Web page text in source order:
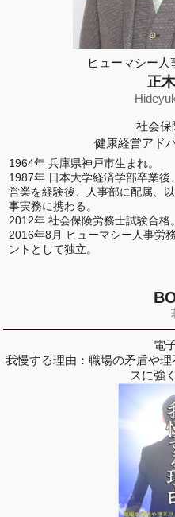
ヒューマシー
正
社会保
健康経営アド
1964年 兵庫県神戸市生まれ。
1987年 日本大学経済学部卒業
営業を経験後、人事部に配属、
事実務に携わる。
2012年 社会保険労務士試験合格。
2016年8月 ヒューマシー人事労
ントとして独立。
電
我慢する理由：職場の矛盾や
スに強